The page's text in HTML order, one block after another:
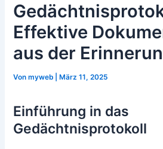
Effektive
aus der
Vonmyweb März 11, 2025
Einführung in das
Gedächtnisprotokoll